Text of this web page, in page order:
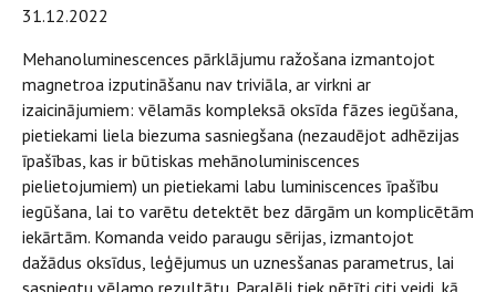
31.12.2022
Mehanoluminescences pārklājumu ražošana izmantojot
magnetroa izputināšanu nav triviāla, ar virkni ar
izaicinājumiem: vēlamās kompleksā oksīda fāzes iegūšana,
pietiekami liela biezuma sasniegšana (nezaudējot adhēzijas
īpašības, kas ir būtiskas mehānoluminiscences
pielietojumiem) un pietiekami labu luminiscences īpašību
iegūšana, lai to varētu detektēt bez dārgām un komplicētām
iekārtām. Komanda veido paraugu sērijas, izmantojot
dažādus oksīdus, leģējumus un uznesšanas parametrus, lai
sasniegtu vēlamo rezultātu. Paralēli tiek pētīti citi veidi, kā